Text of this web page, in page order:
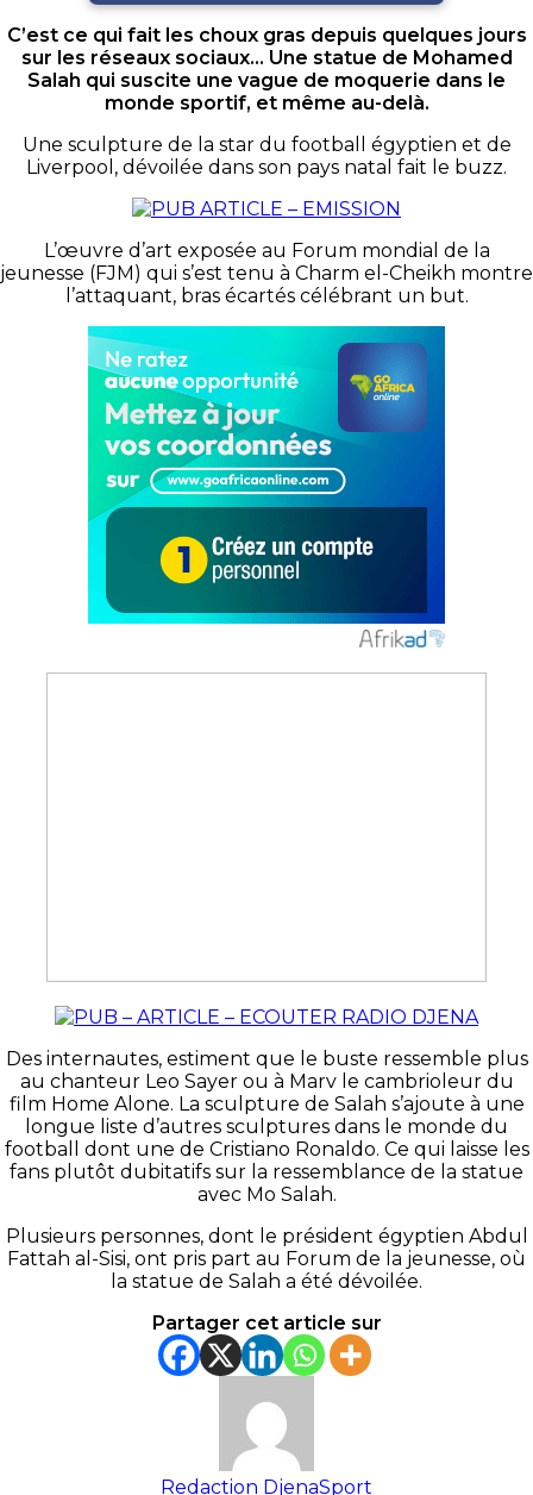
C’est ce qui fait les choux gras depuis quelques jours
sur les réseaux sociaux… Une statue de Mohamed
Salah qui suscite une vague de moquerie dans le
monde sportif, et même au-delà.
Une sculpture de la star du football égyptien et de
Liverpool, dévoilée dans son pays natal fait le buzz.
L’œuvre d’art exposée au Forum mondial de la
jeunesse (FJM) qui s’est tenu à Charm el-Cheikh montre
l’attaquant, bras écartés célébrant un but.
Des internautes, estiment que le buste ressemble plus
au chanteur Leo Sayer ou à Marv le cambrioleur du
film Home Alone. La sculpture de Salah s’ajoute à une
longue liste d’autres sculptures dans le monde du
football dont une de Cristiano Ronaldo. Ce qui laisse les
fans plutôt dubitatifs sur la ressemblance de la statue
avec Mo Salah.
Plusieurs personnes, dont le président égyptien Abdul
Fattah al-Sisi, ont pris part au Forum de la jeunesse, où
la statue de Salah a été dévoilée.
Partager cet article sur
Redaction DjenaSport